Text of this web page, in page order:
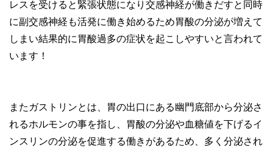
レスを受けると緊張状態になり交感神経が働きだすと同時
に副交感神経も活発に働き始めるため胃酸の分泌が増えて
しまい結果的に胃酸過多の症状を起こしやすいと言われて
います！
またガストリンとは、胃の出口にある幽門底部から分泌さ
れるホルモンの事を指し、胃酸の分泌や血糖値を下げるイ
ンスリンの分泌を促進する働きがあるため、多く分泌され